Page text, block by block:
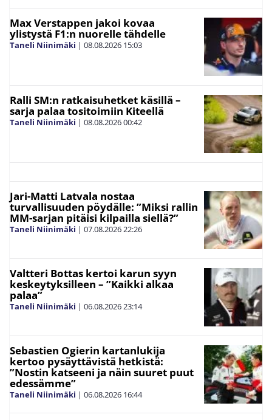
Max Verstappen jakoi kovaa
ylistystä F1:n nuorelle tähdelle
Taneli Niinimäki | 08.08.2026 15:03
Ralli SM:n ratkaisuhetket käsillä –
sarja palaa tositoimiin Kiteellä
Taneli Niinimäki | 08.08.202600:42
Jari-Matti Latvala nostaa
turvallisuuden pöydälle: ”Miksi rallin
MM-sarjan pitäisi kilpailla siellä?”
Taneli Niinimäki | 07.08.202622:26
Valtteri Bottas kertoi karun syyn
keskeytyksilleen – ”Kaikki alkaa
palaa”
Taneli Niinimäki | 06.08.202623:14
Sebastien Ogierin kartanlukija
kertoo pysäyttävistä hetkistä:
”Nostin katseeni ja näin suuret puut
edessämme”
Taneli Niinimäki | 06.08.2026 16:44